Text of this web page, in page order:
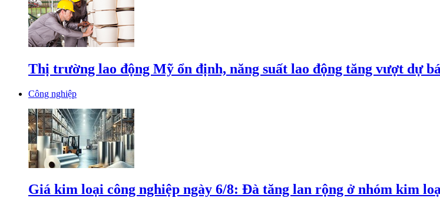
Thị trường lao động Mỹ ổn định, năng suất lao động tăng vượt dự
Công nghiệp
Giá kim loại công nghiệp ngày 6/8: Đà tăng lan rộng ở nhóm kim